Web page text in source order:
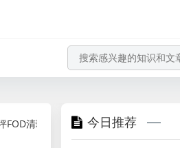
理工作 海航北京=布鲁塞尔、多伦
今日推荐